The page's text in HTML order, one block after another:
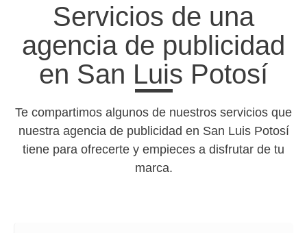
Servicios de una
agencia de publicidad
en San Luis Potosí
Te compartimos algunos de nuestros servicios que
nuestra agencia de publicidad en San Luis Potosí
tiene para ofrecerte y empieces a disfrutar de tu
marca.